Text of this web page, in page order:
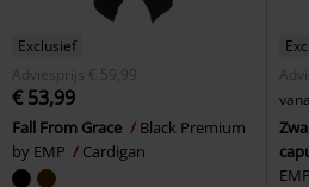
Exclusief
Adviesprijs
€ 59,99
€ 53,99
Fall From Grace
Black Premium
by EMP
Cardigan
EMP